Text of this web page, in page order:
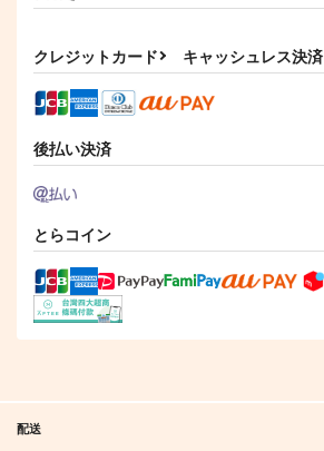
カート カート
クレジットカード キャッシュレス決済
後払い決済
とらコイン
配送